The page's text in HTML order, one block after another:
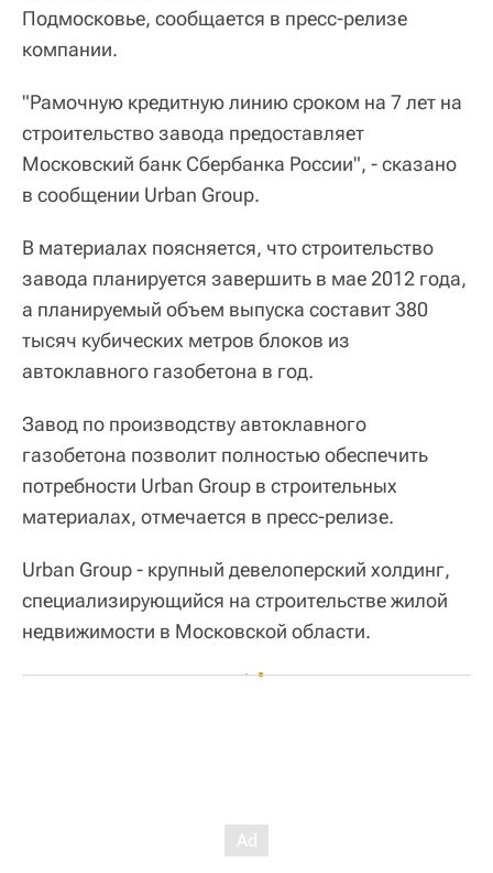
Подмосковье, сообщается в пресс-релизе
компании.
"Рамочную кредитную линию сроком на 7 лет на
строительство завода предоставляет
Московский банк Сбербанка России", - сказано
в сообщении Urban Group.
В материалах поясняется, что строительство
завода планируется завершить в мае 2012 года,
а планируемый объем выпуска составит 380
тысяч кубических метров блоков из
автоклавного газобетона в год.
Завод по производству автоклавного
газобетона позволит полностью обеспечить
потребности Urban Group в строительных
материалах, отмечается в пресс-релизе.
Urban Group - крупный девелоперский холдинг,
специализирующийся на строительстве жилой
недвижимости в Московской области.